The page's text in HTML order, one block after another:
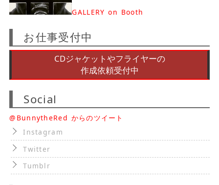
GALLERY on Booth
お仕事受付中
CDジャケットやフライヤーの
作成依頼受付中
Social
@BunnytheRed からのツイート
Instagram
Twitter
Tumblr